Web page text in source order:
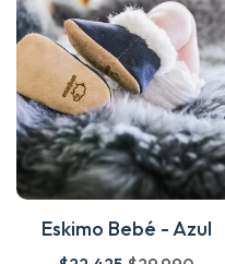
Eskimo Bebé - Azul